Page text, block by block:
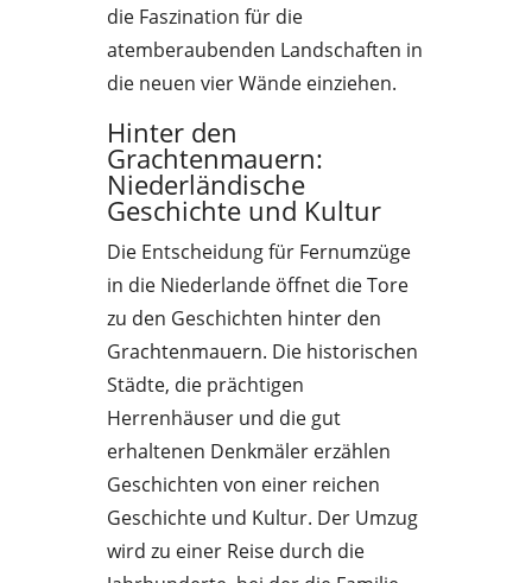
die Faszination für die
atemberaubenden Landschaften in
die neuen vier Wände einziehen.
Hinter den
Grachtenmauern:
Niederländische
Geschichte und Kultur
Die Entscheidung für Fernumzüge
in die Niederlande öffnet die Tore
zu den Geschichten hinter den
Grachtenmauern. Die historischen
Städte, die prächtigen
Herrenhäuser und die gut
erhaltenen Denkmäler erzählen
Geschichten von einer reichen
Geschichte und Kultur. Der Umzug
wird zu einer Reise durch die